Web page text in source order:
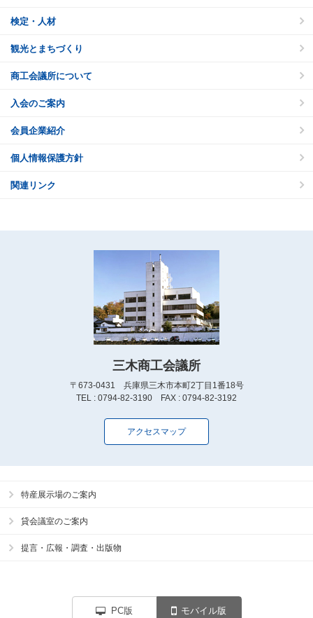
検定・人材
観光とまちづくり
商工会議所について
入会のご案内
会員企業紹介
個人情報保護方針
関連リンク
三木商工会議所
〒673-0431 兵庫県三木市本町2丁目1番18号
TEL : 0794-82-3190 FAX : 0794-82-3192
アクセスマップ
特産展示場のご案内
貸会議室のご案内
提言・広報・調査・出版物
PC版 モバイル版